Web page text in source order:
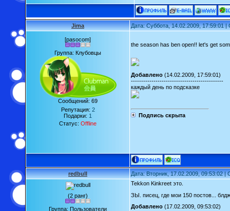
Jima Дата: Суббота, 14.02.2009, 17:59:01
[pasocom]
Группа: Клубовцы
Сообщений: 69
Репутация: 2
Подарки: 1
Статус: Offline
the season has ben open!! let's get
Добавлено (14.02.2009, 17:59:01)
---------------------------------------------
каждый день по подсказке
Подпись скрыта
redbull Дата: Вторник, 17.02.2009, 09:53:02
(2 ранг)
Группа: Пользователи
Tekkon Kinkreet это.
ЗЫ. писец, где мои 150 постов...
Добавлено (17.02.2009, 09:53:02)